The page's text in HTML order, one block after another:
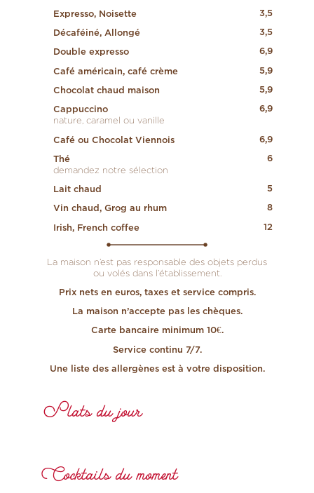
3,5
Expresso, Noisette
3,5
Décaféiné, Allongé
6,9
Double expresso
5,9
Café américain, café crème
5,9
Chocolat chaud maison
6,9
Cappuccino
nature, caramel ou vanille
6,9
Café ou Chocolat Viennois
6
Thé
demandez notre sélection
5
Lait chaud
8
Vin chaud, Grog au rhum
12
Irish, French coffee
La maison n’est pas responsable des objets perdus
ou volés dans l’établissement.
Prix nets en euros, taxes et service compris.
La maison n’accepte pas les chèques.
Carte bancaire minimum 10€.
Service continu 7/7.
Une liste des allergènes est à votre disposition.
Plats du jour
Cocktails du moment